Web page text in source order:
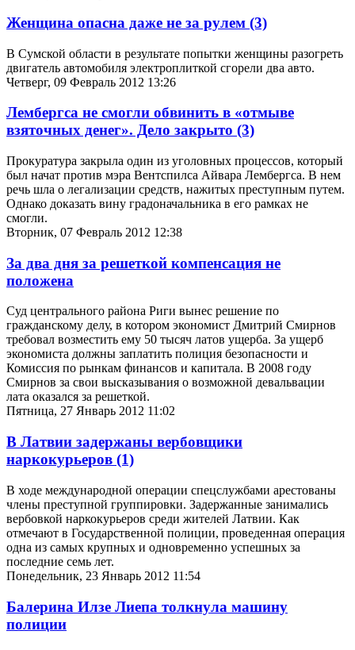
Женщина опасна даже не за рулем (3)
В Сумской области в результате попытки женщины разогреть
двигатель автомобиля электроплиткой сгорели два авто.
Четверг, 09 Февраль 2012 13:26
Лембергса не смогли обвинить в «отмыве
взяточных денег». Дело закрыто (3)
Прокуратура закрыла один из уголовных процессов, который
был начат против мэра Вентспилса Айвара Лембергса. В нем
речь шла о легализации средств, нажитых преступным путем.
Однако доказать вину градоначальника в его рамках не
смогли.
Вторник, 07 Февраль 2012 12:38
За два дня за решеткой компенсация не
положена
Суд центрального района Риги вынес решение по
гражданскому делу, в котором экономист Дмитрий Смирнов
требовал возместить ему 50 тысяч латов ущерба. За ущерб
экономиста должны заплатить полиция безопасности и
Комиссия по рынкам финансов и капитала. В 2008 году
Смирнов за свои высказывания о возможной девальвации
лата оказался за решеткой.
Пятница, 27 Январь 2012 11:02
В Латвии задержаны вербовщики
наркокурьеров (1)
В ходе международной операции спецслужбами арестованы
члены преступной группировки. Задержанные занимались
вербовкой наркокурьеров среди жителей Латвии. Как
отмечают в Государственной полиции, проведенная операция
одна из самых крупных и одновременно успешных за
последние семь лет.
Понедельник, 23 Январь 2012 11:54
Балерина Илзе Лиепа толкнула машину
полиции